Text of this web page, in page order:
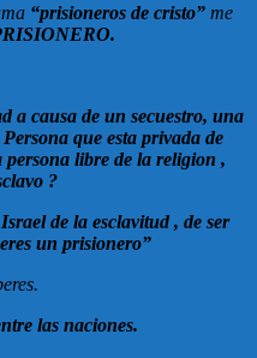
“prisioneros de cristo” me
a causa de un secuestro, una
que esta privada de
persona libre de la religion ,
?
de la esclavitud , de ser
un prisionero”
las naciones.